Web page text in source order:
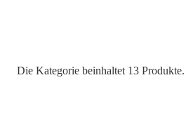
Die Kategorie beinhaltet 13 Produkte.